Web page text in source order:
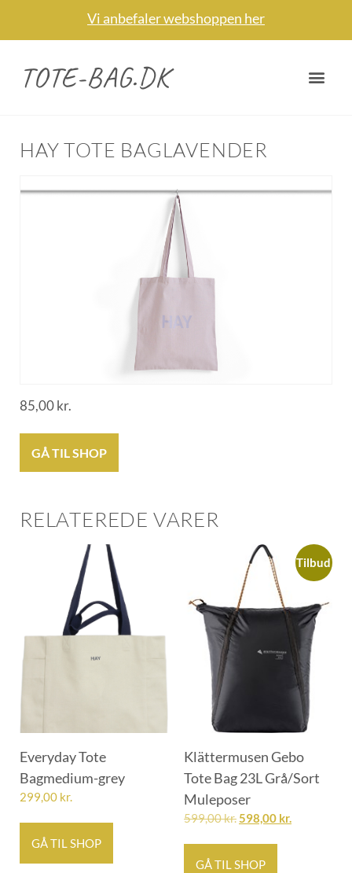
Vi anbefaler webshoppen her
TOTE-BAG.DK
HAY TOTE BAGLAVENDER
85,00kr.
GÅ TIL SHOP
RELATEREDE VARER
Everyday Tote
Bagmedium-grey
299,00 kr.
GÅ TIL SHOP
Tilbud
Klättermusen Gebo
Tote Bag 23L Grå/Sort
Muleposer
599,00kr.598,00 kr.
GÅ TIL SHOP